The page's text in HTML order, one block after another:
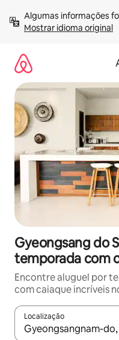
para
Mostrar idioma original
Gyeongsang do
temporada com
Encontre aluguel por
com caiaque incríveis
Localização
Quando os resultados